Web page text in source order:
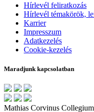
Hírlevél feliratkozás
Hírlevél témakörök,
Karrier
Impresszum
Adatkezelés
Cookie-kezelés
Maradjunk kapcsolatban
Mathias Corvinus